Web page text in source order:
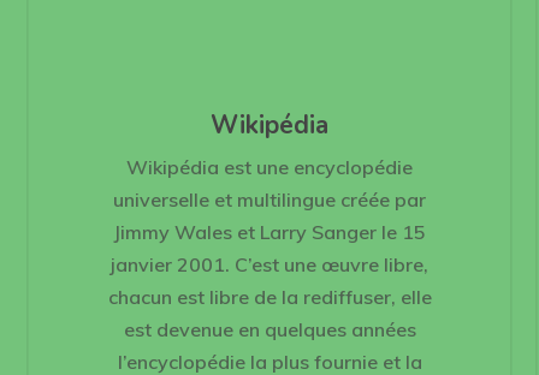
Wikipédia
Wikipédia est une encyclopédie
universelle et multilingue créée par
Jimmy Wales et Larry Sanger le 15
janvier 2001. C’est une œuvre libre,
chacun est libre de la rediffuser, elle
est devenue en quelques années
l’encyclopédie la plus fournie et la